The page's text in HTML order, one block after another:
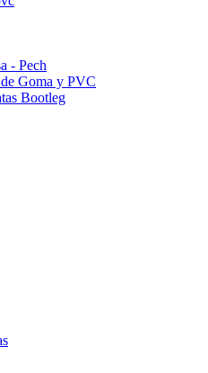
- Pech
Goma y PVC
Bootleg